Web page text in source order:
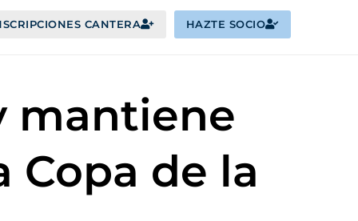
CANTERA HAZTE SOCIO
mantiene
Copa de la